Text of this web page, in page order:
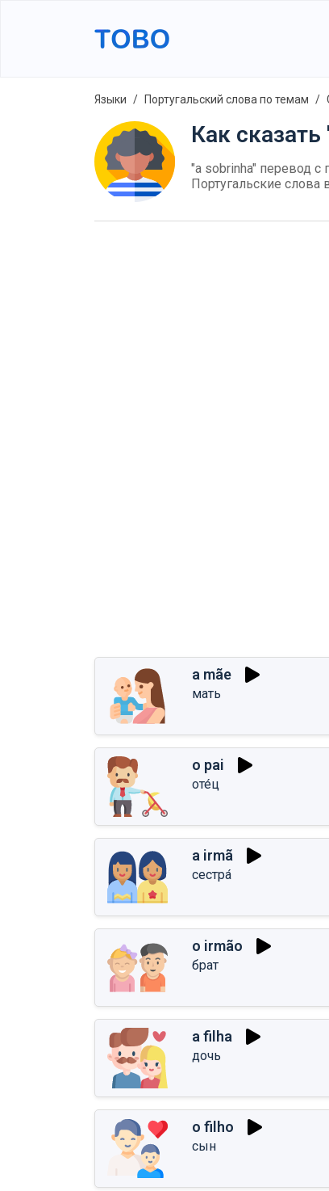
Языки Португальский слова по темам
Как
"a sobrinha" перевод с
Португальские слова
a mãe
мать
o pai
оте́ц
a irmã
сестра́
o irmão
брат
a filha
дочь
o filho
сын